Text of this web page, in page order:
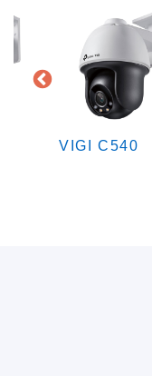
VIGI C540